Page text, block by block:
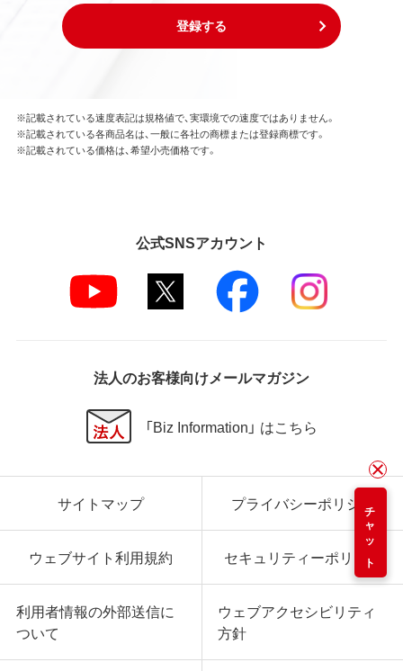
登録する
チャット
※記載されている速度表記は規格値で、実環境での速度ではありません。
※記載されている各商品名は、一般に各社の商標または登録商標です。
※記載されている価格は、希望小売価格です。
公式SNSアカウント
法人のお客様向けメールマガジン
「Biz Information」 はこちら
サイトマップ プライバシーポリシー
ウェブサイト利用規約 セキュリティーポリシー
利用者情報の外部送信に
ついて
ウェブアクセシビリティ
方針